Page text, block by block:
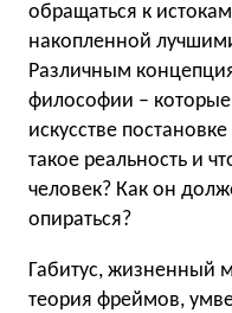
обращаться к
накопленной
Различным
философии – которые
искусстве
такое реальность и
человек? Как он
опираться?
Габитус, жизненный
теория фреймов,